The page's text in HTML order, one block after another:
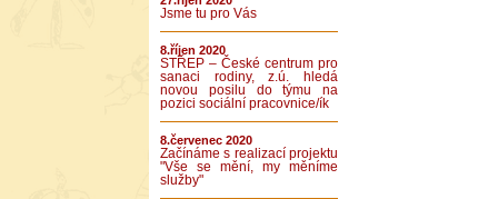
Jsme tu pro Vás
8.říjen 2020
STŘEP – České centrum pro
sanaci rodiny, z.ú. hledá
novou posilu do týmu na
pozici sociální pracovnice/ík
8.červenec 2020
Začínáme s realizací projektu
"Vše se mění, my měníme
služby"